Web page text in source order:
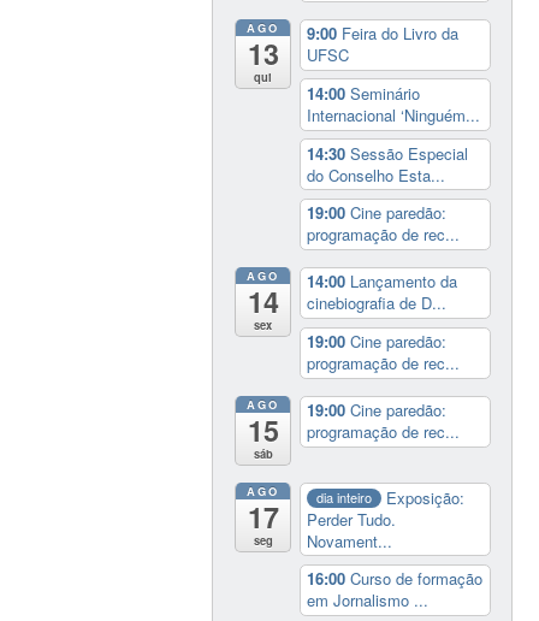
AGO
13
qui
9:00 Feira do Livro da
UFSC
14:00Seminário
Internacional ‘Ninguém...
14:30Sessão Especial
do Conselho Esta...
19:00Cine paredão:
programação de rec...
AGO
14
sex
14:00 Lançamento da
cinebiografia de D...
19:00Cine paredão:
programação de rec...
AGO
15
sáb
19:00Cine paredão:
programação de rec...
AGO
17
seg
dia inteiro
Exposição:
Perder Tudo.
Novament...
16:00Curso de formação
em Jornalismo ...